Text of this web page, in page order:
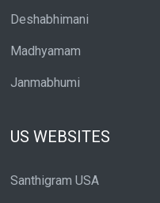
Deshabhimani
Madhyamam
Janmabhumi
US WEBSITES
Santhigram USA